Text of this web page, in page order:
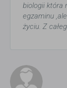
biologii która
egzaminu
życiu. Z